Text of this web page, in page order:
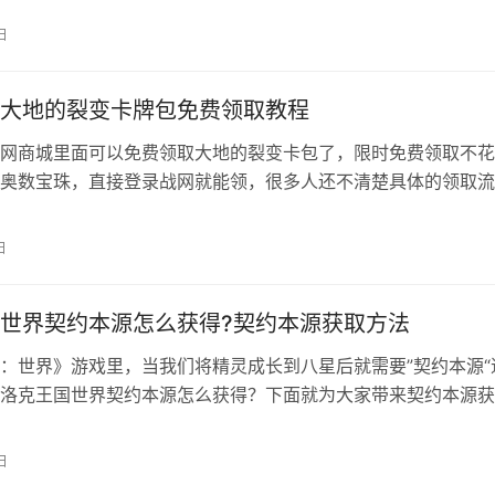
上午6:00～晚上8:00 季节 春季、夏季、秋季、冬季 天气 任
地的裂变卡牌包免费领取教程
商城里面可以免费领取大地的裂变卡包了，限时免费领取不
数宝珠，直接登录战网就能领，很多人还不清楚具体的领取流
费领取攻略 1、首先打开国内暴雪战网主页登录自己的账号，
界契约本源怎么获得?契约本源获取方法
世界》游戏里，当我们将精灵成长到八星后就需要”契约本源“
克王国世界契约本源怎么获得？下面就为大家带来契约本源获
后，和宿敌可丽希亚公主对战后获得 ； 3、等级65级的奖励。